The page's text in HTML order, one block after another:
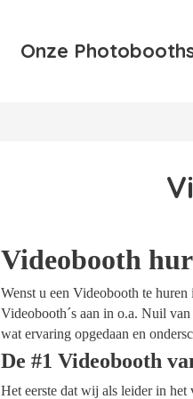
Onze
Videobooth
Wenst u een Videobooth te
Videobooth´s aan in o.a. Nuil
wat ervaring opgedaan en
De #1 Videobooth
Het eerste dat wij als leider in